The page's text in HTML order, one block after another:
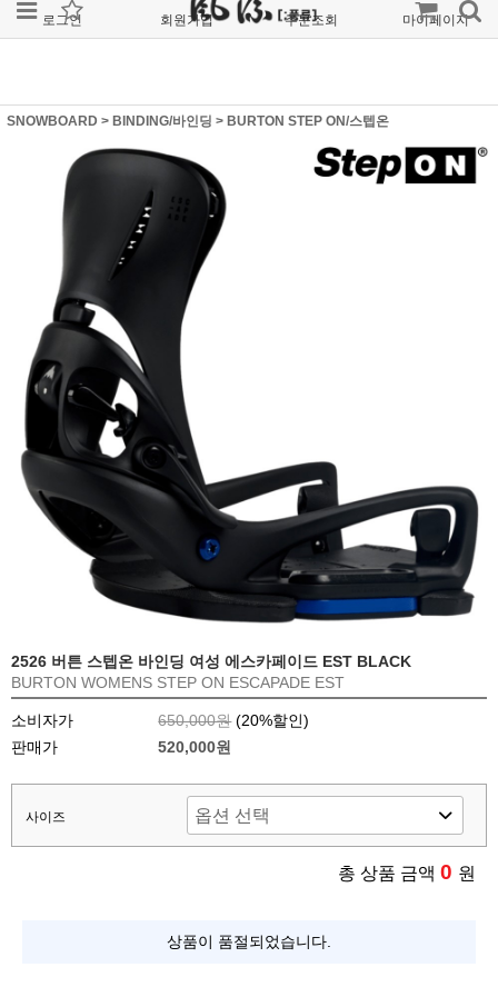
로그인 회원가입 주문조회 마이페이지
SNOWBOARD > BINDING/바인딩 > BURTON STEP ON/스텝온
2526 버튼 스텝온 바인딩 여성 에스카페이드 EST BLACK
BURTON WOMENS STEP ON ESCAPADE EST
소비자가 650,000원 (20%할인)
판매가
520,000원
사이즈
총 상품 금액 0 원
상품이 품절되었습니다.